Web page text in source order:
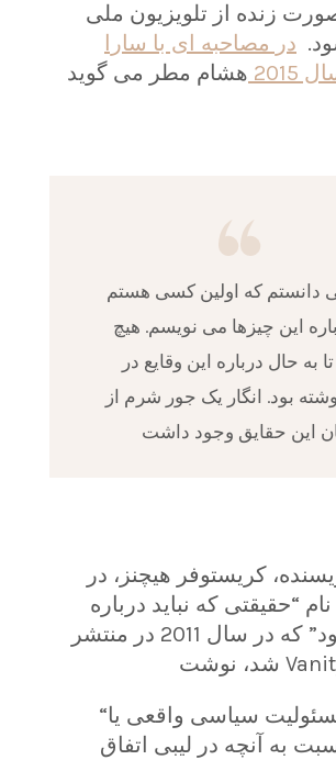
زنده از تلویزیون ملی
در مصاحبه ای با سارا
دانستم که اولین کسی هستم
این چیزها می نویسم. هیچ
به حال درباره این وقایع در
بود. انگار یک جور شرم از
این حقایق وجود داشت
کریستوفر هیچنز، در
“حقیقتی که نباید درباره
لیبی بیان شود” که در سال 2011 در منتشر
“تقریباً هیچ مسئولیت سیاسی واقعی یا
به آنچه در لیبی اتفاق